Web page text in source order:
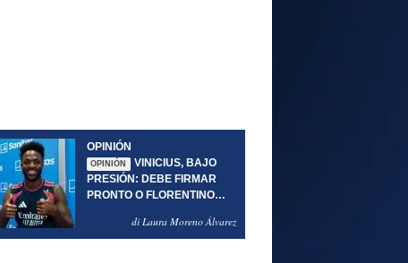
OPINIÓN
OPINIÓN
VINICIUS, BAJO
PRESIÓN: DEBE FIRMAR
PRONTO O FLORENTINO
di Laura Moreno Álvarez